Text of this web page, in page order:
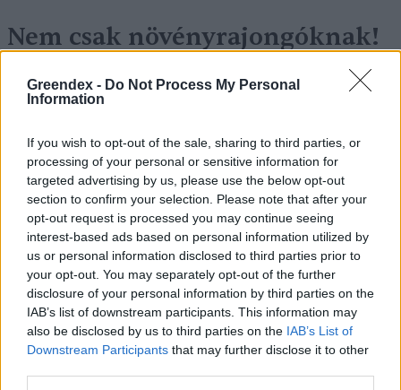
Greendex - Do Not Process My Personal
Information
If you wish to opt-out of the sale, sharing to third parties, or
processing of your personal or sensitive information for
targeted advertising by us, please use the below opt-out
section to confirm your selection. Please note that after your
opt-out request is processed you may continue seeing
interest-based ads based on personal information utilized by
us or personal information disclosed to third parties prior to
your opt-out. You may separately opt-out of the further
disclosure of your personal information by third parties on the
IAB’s list of downstream participants. This information may
also be disclosed by us to third parties on the IAB’s List of
Downstream Participants that may further disclose it to other
Nem csak növényrajongóknak!
érdemes meglátogatni